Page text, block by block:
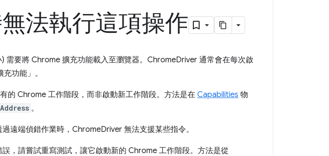
法執行這項操作
需要將 Chrome 擴充功能載入至瀏覽器。ChromeDriver 通常會在每次啟
功能」。
的 Chrome 工作階段，而非啟動新工作階段。方法是在 Capabilities 物
。
遠端偵錯作業時，ChromeDriver 無法支援某些指令。
，請嘗試重寫測試，讓它啟動新的 Chrome 工作階段。方法是從